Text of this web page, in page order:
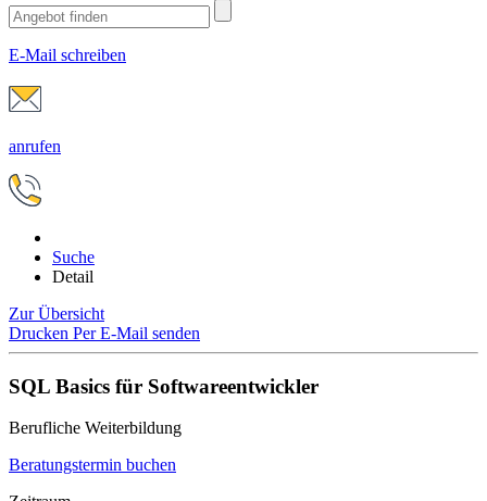
E-Mail schreiben
anrufen
Suche
Detail
Zur Übersicht
Drucken Per E-Mail senden
SQL Basics für Softwareentwickler
Berufliche Weiterbildung
Beratungstermin buchen